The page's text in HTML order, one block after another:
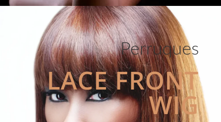
Perruques
LACE FRONT
WIG